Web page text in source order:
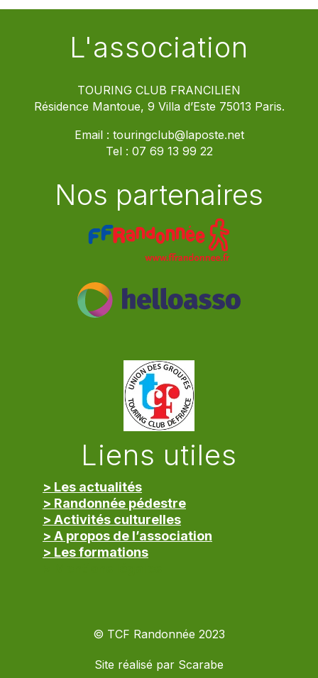
L'association
TOURING CLUB FRANCILIEN
Résidence Mantoue, 9 Villa d’Este 75013 Paris.
Email : touringclub@laposte.net
Tel : 07 69 13 99 22
Nos partenaires
Liens utiles
> Les actualités
> Randonnée pédestre
> Activités culturelles
> A propos de l’association
> Les formations
© TCF Randonnée 2023
Site réalisé par Scarabe